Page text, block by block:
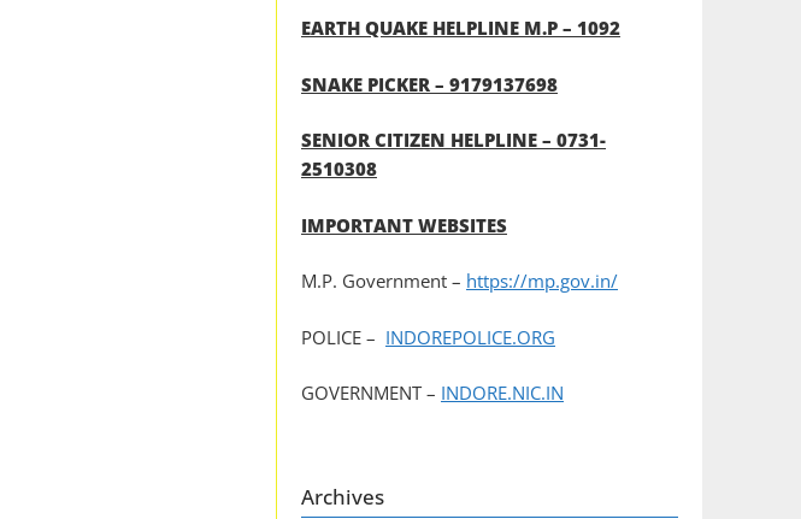
EARTH QUAKE HELPLINE M.P – 1092
SNAKE PICKER – 9179137698
SENIOR CITIZEN HELPLINE – 0731-
2510308
IMPORTANT WEBSITES
M.P. Government – https://mp.gov.in/
POLICE – INDOREPOLICE.ORG
GOVERNMENT – INDORE.NIC.IN
Archives